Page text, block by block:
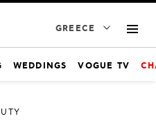
GREECE
WEDDINGS VOGUE TV